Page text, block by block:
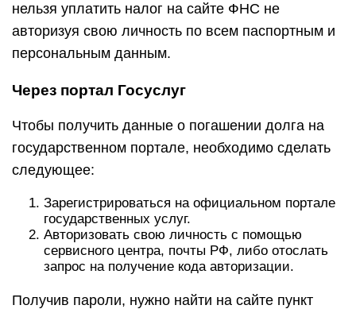
нельзя уплатить налог на сайте ФНС не
авторизуя свою личность по всем паспортным и
персональным данным.
Через портал Госуслуг
Чтобы получить данные о погашении долга на
государственном портале, необходимо сделать
следующее:
Зарегистрироваться на официальном портале
государственных услуг.
Авторизовать свою личность с помощью
сервисного центра, почты РФ, либо отослать
запрос на получение кода авторизации.
Получив пароли, нужно найти на сайте пункт